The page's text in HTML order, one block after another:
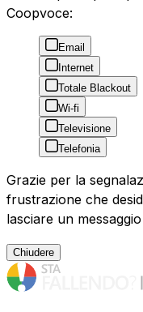
Coopvoce:
Email
Internet
Totale Blackout
Wi-fi
Televisione
Telefonia
Grazie per la
frustrazione che
lasciare un
Chiudere